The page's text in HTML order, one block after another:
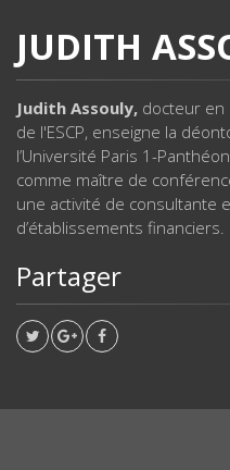
JUDITH
Judith Assouly, docteur en
de l'ESCP, enseigne la
l’Université Paris 1-
comme maître de
une activité de consultante
d’établissements financiers.
Partager